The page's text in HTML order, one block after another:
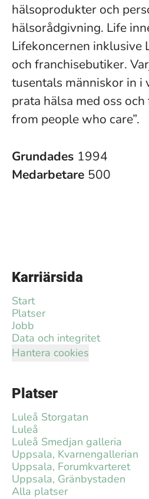
hälsoprodukter och
hälsorådgivning. Life
Lifekoncernen inklusive
och franchisebutiker.
tusentals människor in i
prata hälsa med oss
from people who care”.
Grundades 1994
Medarbetare 500
Karriärsida
Start
Platser
Jobb
Data och integritet
Hantera cookies
Platser
Luleå Storgatan
Luleå
Luleå Smedjan galleria
Uppsala, Kvarnengallerian
Uppsala, Forumkvarteret
Uppsala, Gränbystaden
Alla platser